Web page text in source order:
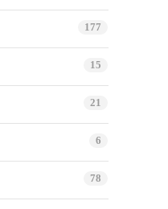
177
15
21
6
78